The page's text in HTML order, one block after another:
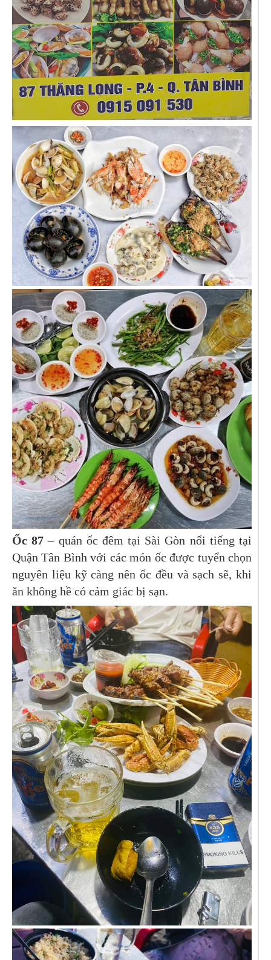
Ốc 87 – quán ốc đêm tại Sài Gòn nổi tiếng tại
Quận Tân Bình với các món ốc được tuyển chọn
nguyên liệu kỹ càng nên ốc đều và sạch sẽ, khi
ăn không hề có cảm giác bị sạn.